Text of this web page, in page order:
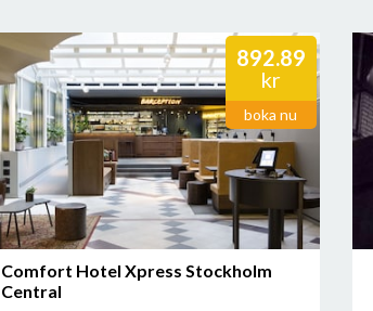
892.89
kr
boka nu
Comfort Hotel Xpress Stockholm
Central